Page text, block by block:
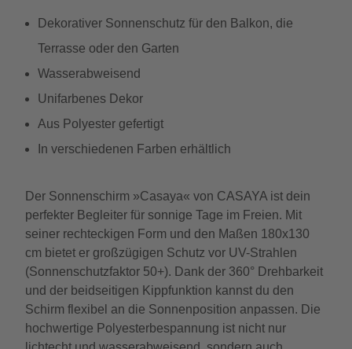
Dekorativer Sonnenschutz für den Balkon, die
Terrasse oder den Garten
Wasserabweisend
Unifarbenes Dekor
Aus Polyester gefertigt
In verschiedenen Farben erhältlich
Der Sonnenschirm »Casaya« von CASAYA ist dein
perfekter Begleiter für sonnige Tage im Freien. Mit
seiner rechteckigen Form und den Maßen 180x130
cm bietet er großzügigen Schutz vor UV-Strahlen
(Sonnenschutzfaktor 50+). Dank der 360° Drehbarkeit
und der beidseitigen Kippfunktion kannst du den
Schirm flexibel an die Sonnenposition anpassen. Die
hochwertige Polyesterbespannung ist nicht nur